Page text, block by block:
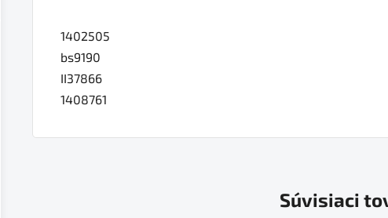
1402505
bs9190
II37866
1408761
Súvisiaci